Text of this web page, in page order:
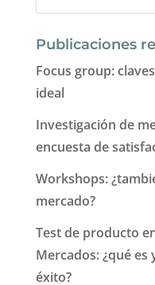
Publicaciones
Focus group:
ideal
Investigación de
encuesta de
Workshops:
mercado?
Test de producto
Mercados: ¿qué
éxito?